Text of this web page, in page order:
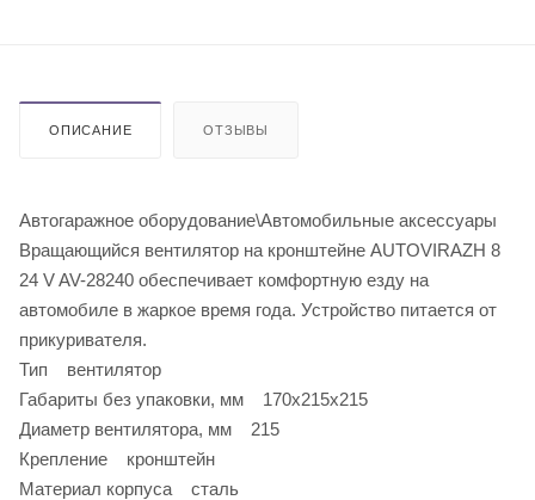
ОПИСАНИЕ ОТЗЫВЫ
Автогаражное оборудование\Автомобильные аксессуары
Вращающийся вентилятор на кронштейне AUTOVIRAZH 8
24 V AV-28240 обеспечивает комфортную езду на
автомобиле в жаркое время года. Устройство питается от
прикуривателя.
Тип вентилятор
Габариты без упаковки, мм 170х215х215
Диаметр вентилятора, мм 215
Крепление кронштейн
Материал корпуса сталь